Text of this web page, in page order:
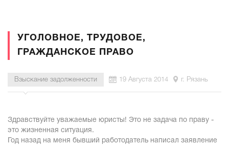
УГОЛОВНОЕ, ТРУДОВОЕ,
ГРАЖДАНСКОЕ ПРАВО
Взыскание задолженности 19 Августа 2014 г. Рязань
Здравствуйте уважаемые юристы! Это не задача по праву -
это жизненная ситуация.
Год назад на меня бывший работодатель написал заявление